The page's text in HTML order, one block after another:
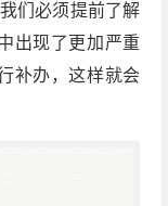
们必须提前了解
出现了更加严重
补办，这样就会